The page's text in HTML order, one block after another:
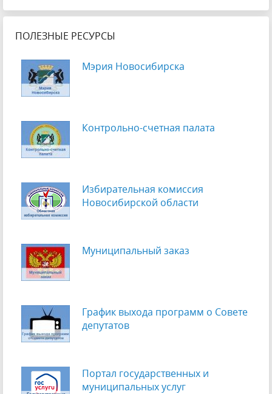
ПОЛЕЗНЫЕ РЕСУРСЫ
Мэрия Новосибирска
Контрольно-счетная палата
Избирательная комиссия
Новосибирской области
Муниципальный заказ
График выхода программ о Cовете
депутатов
Портал государственных и
муниципальных услуг